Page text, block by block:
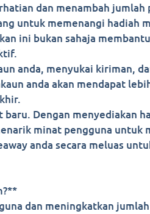
dan menambah
untuk memenangi hadiah
ini bukan sahaja
anda, menyukai kiriman,
anda akan mendapat
Dengan menyediakan
minat pengguna untuk
anda secara meluas
dan meningkatkan